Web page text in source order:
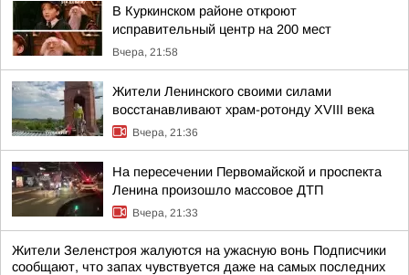
В Куркинском районе откроют
исправительный центр на 200 мест
Вчера, 21:58
Жители Ленинского своими силами
восстанавливают храм-ротонду XVIII века
Вчера, 21:36
На пересечении Первомайской и проспекта
Ленина произошло массовое ДТП
Вчера, 21:33
Жители Зеленстроя жалуются на ужасную вонь Подписчики
сообщают, что запах чувствуется даже на самых последних